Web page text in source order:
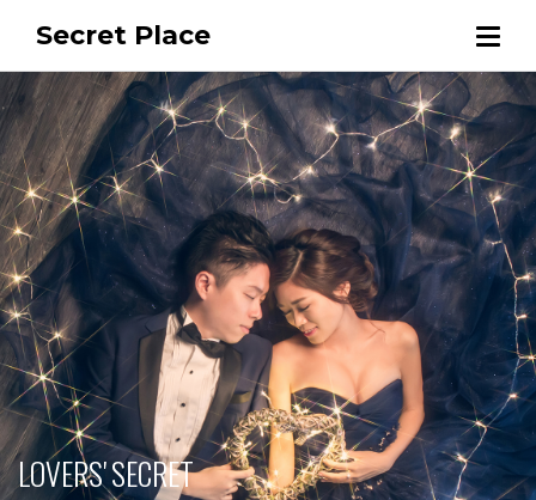
Secret Place
LOVERS' SECRET